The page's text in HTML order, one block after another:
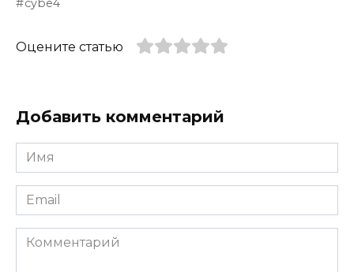
Оцените статью
Добавить комментарий
Имя
*
Email
*
Комментарий